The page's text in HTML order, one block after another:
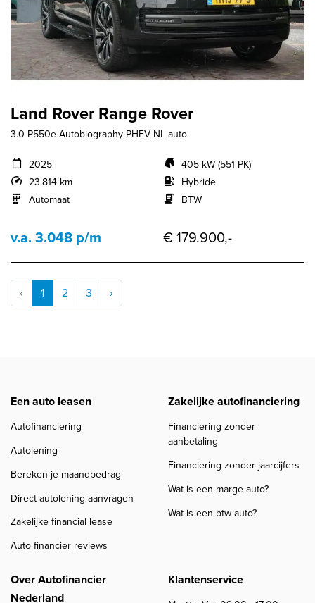
Land Rover Range Rover
3.0 P550e Autobiography PHEV NL auto
2025
23.814 km
Automaat
405 kW (551 PK)
Hybride
BTW
v.a. 3.048 p/m € 179.900,-
‹ 1 2 3 ›
Een auto leasen
Autofinanciering
Autolening
Bereken je maandbedrag
Direct autolening aanvragen
Zakelijke financial lease
Auto financier reviews
Zakelijke autofinanciering
Financiering zonder
aanbetaling
Financiering zonder jaarcijfers
Wat is een marge auto?
Wat is een btw-auto?
Over Autofinancier
Nederland
Klantenservice